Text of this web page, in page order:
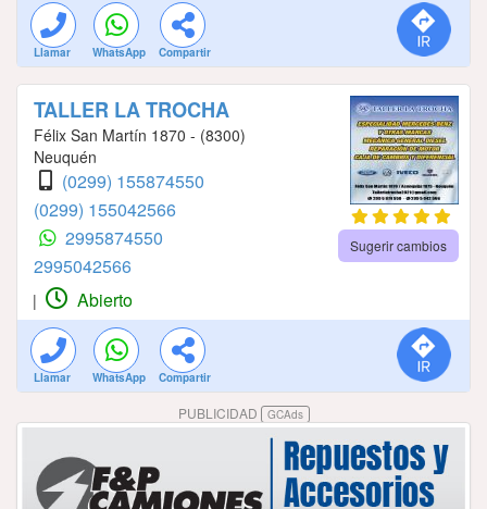
Llamar WhatsApp Compartir
TALLER LA TROCHA
Félix San Martín 1870 - (8300)
Neuquén
(0299) 155874550
(0299) 155042566
2995874550
2995042566
Sugerir cambios
| Abierto
Llamar WhatsApp Compartir
PUBLICIDAD GCAds